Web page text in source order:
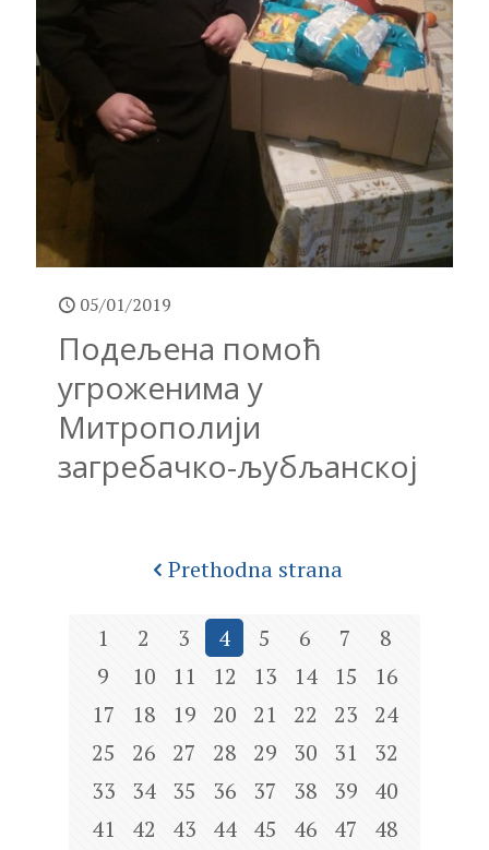
05/01/2019
Подељена помоћ
угроженима у
Митрополији
загребачко-љубљанској
Prethodna strana
1 2 3 4 5 6 7
8
9
10 11 12 13 14 15
16
17
18 19 20 21 22 23
24
25
26 27 28 29 30 31
32
33
34 35 36 37 38 39
40
41
42 43 44 45 46 47
48